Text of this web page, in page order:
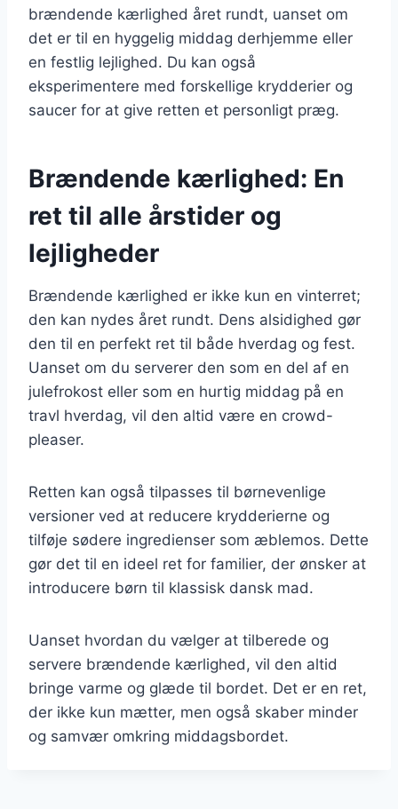
brændende kærlighed året rundt, uanset om
det er til en hyggelig middag derhjemme eller
en festlig lejlighed. Du kan også
eksperimentere med forskellige krydderier og
saucer for at give retten et personligt præg.
Brændende kærlighed: En
ret til alle årstider og
lejligheder
Brændende kærlighed er ikke kun en vinterret;
den kan nydes året rundt. Dens alsidighed gør
den til en perfekt ret til både hverdag og fest.
Uanset om du serverer den som en del af en
julefrokost eller som en hurtig middag på en
travl hverdag, vil den altid være en crowd-
pleaser.
Retten kan også tilpasses til børnevenlige
versioner ved at reducere krydderierne og
tilføje sødere ingredienser som æblemos. Dette
gør det til en ideel ret for familier, der ønsker at
introducere børn til klassisk dansk mad.
Uanset hvordan du vælger at tilberede og
servere brændende kærlighed, vil den altid
bringe varme og glæde til bordet. Det er en ret,
der ikke kun mætter, men også skaber minder
og samvær omkring middagsbordet.